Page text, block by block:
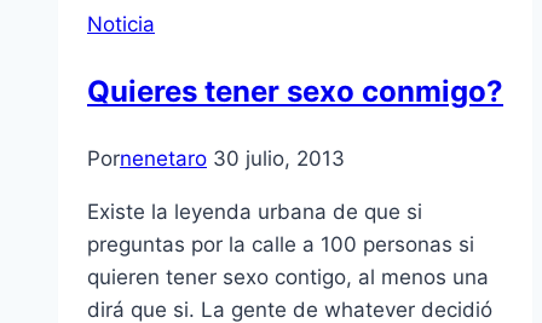
Noticia
Quieres tener sexo conmigo?
Pornenetaro 30 julio, 2013
Existe la leyenda urbana de que si
preguntas por la calle a 100 personas si
quieren tener sexo contigo, al menos una
dirá que si. La gente de whatever decidió